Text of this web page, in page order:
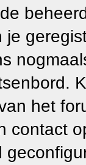
je
het
contact